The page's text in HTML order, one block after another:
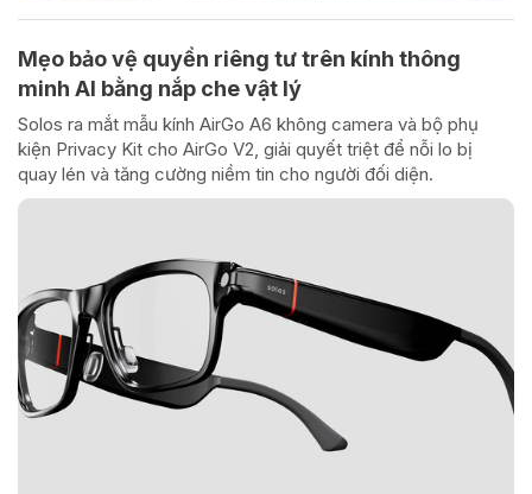
Mẹo bảo vệ quyền riêng tư trên kính thông
minh AI bằng nắp che vật lý
Solos ra mắt mẫu kính AirGo A6 không camera và bộ phụ
kiện Privacy Kit cho AirGo V2, giải quyết triệt để nỗi lo bị
quay lén và tăng cường niềm tin cho người đối diện.